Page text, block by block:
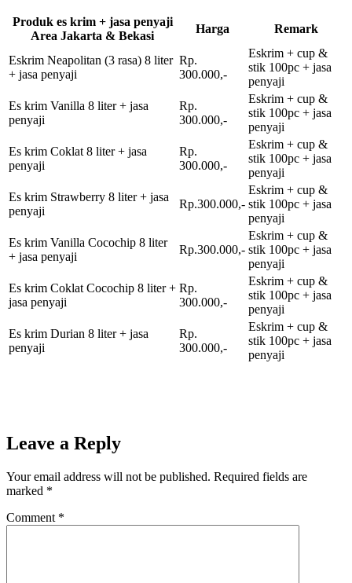
Produk es krim + jasa penyaji
Area Jakarta & Bekasi
Harga Remark
Eskrim Neapolitan (3 rasa) 8 liter
+ jasa penyaji
Rp.
300.000,-
Eskrim + cup &
stik 100pc + jasa
penyaji
Es krim Vanilla 8 liter + jasa
penyaji
Rp.
300.000,-
Eskrim + cup &
stik 100pc + jasa
penyaji
Es krim Coklat 8 liter + jasa
penyaji
Rp.
300.000,-
Eskrim + cup &
stik 100pc + jasa
penyaji
Es krim Strawberry 8 liter + jasa
penyaji
Rp.300.000,-
Eskrim + cup &
stik 100pc + jasa
penyaji
Es krim Vanilla Cocochip 8 liter
+ jasa penyaji
Rp.300.000,-
Eskrim + cup &
stik 100pc + jasa
penyaji
Es krim Coklat Cocochip 8 liter +
jasa penyaji
Rp.
300.000,-
Eskrim + cup &
stik 100pc + jasa
penyaji
Es krim Durian 8 liter + jasa
penyaji
Rp.
300.000,-
Eskrim + cup &
stik 100pc + jasa
penyaji
Leave a Reply
Your email address will not be published. Required fields are
marked *
Comment *